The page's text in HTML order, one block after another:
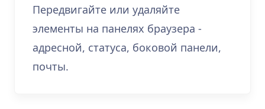
Передвигайте или удаляйте
элементы на панелях браузера -
адресной, статуса, боковой панели,
почты.